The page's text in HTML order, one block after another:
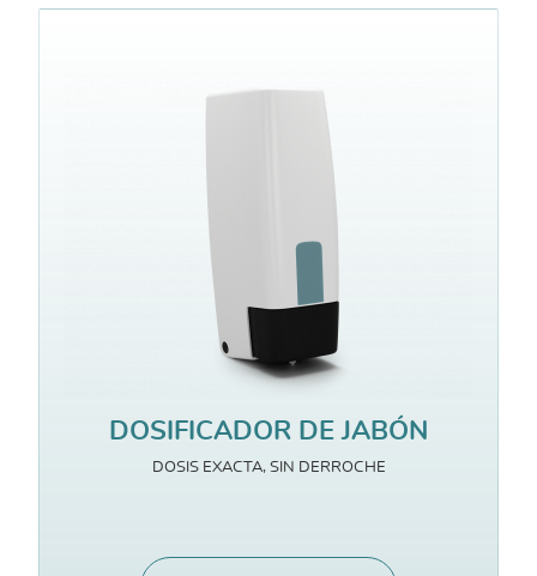
DOSIFICADOR DE JABÓN
DOSIS EXACTA, SIN DERROCHE